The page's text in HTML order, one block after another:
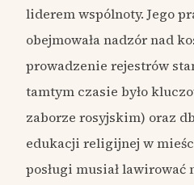
liderem wspólnoty. Jego
obejmowała nadzór nad
prowadzenie rejestrów
tamtym czasie było
zaborze rosyjskim) oraz
edukacji religijnej w
posługi musiał lawirować